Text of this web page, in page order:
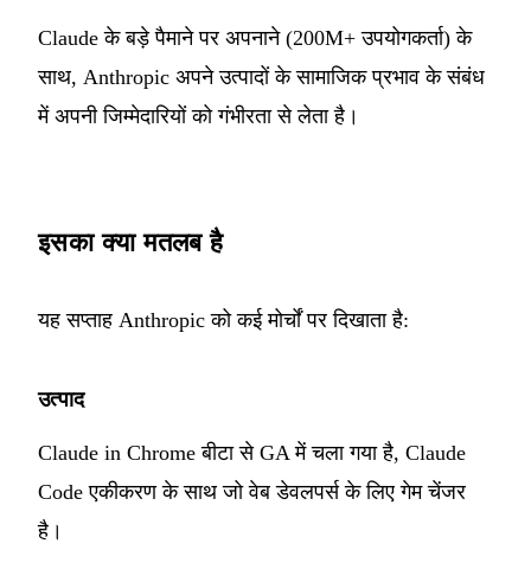
Claude के बड़े पैमाने पर अपनाने (200M+ उपयोगकर्ता) के
साथ, Anthropic अपने उत्पादों के सामाजिक प्रभाव के संबंध
में अपनी जिम्मेदारियों को गंभीरता से लेता है।
इसका क्या मतलब है
यह सप्ताह Anthropic को कई मोर्चों पर दिखाता है:
उत्पाद
Claude in Chrome बीटा से GA में चला गया है, Claude
Code एकीकरण के साथ जो वेब डेवलपर्स के लिए गेम चेंजर
है।